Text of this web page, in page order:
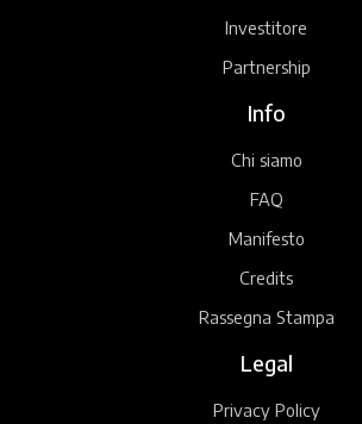
Investitore
Partnership
Info
Chi siamo
FAQ
Manifesto
Credits
Rassegna Stampa
Legal
Privacy Policy